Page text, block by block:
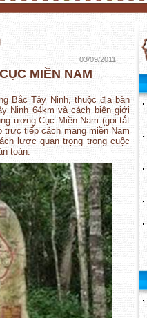
03/09/2011
MIỀN NAM
Bắc Tây Ninh, thuộc địa bàn
Ninh 64km và cách biên giới
ương Cục Miền Nam (gọi tắt
trực tiếp cách mạng miền Nam
lược quan trọng trong cuộc
toàn.